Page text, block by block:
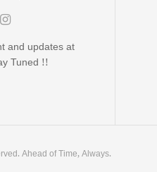
and updates at
Tuned !!
Ahead of Time, Always.